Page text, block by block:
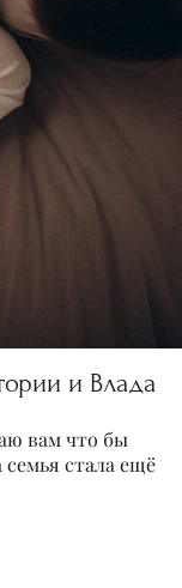
и Влада
вам что бы
стала ещё